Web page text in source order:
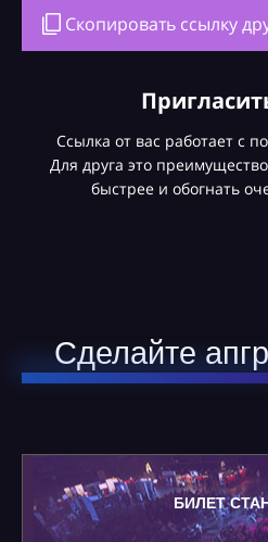
Скопировать ссылку
Ссылка от вас работает с
Для друга это
быстрее и обогнать
Сделайте
БИЛЕТ